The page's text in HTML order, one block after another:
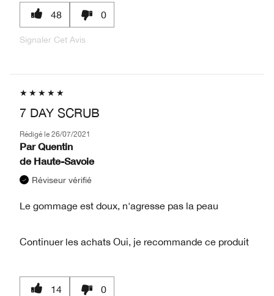
48 0
Signaler Cet Avis
7 DAY SCRUB
Rédigé le 26/07/2021
Par Quentin
de Haute-Savoie
Réviseur vérifié
Le gommage est doux, n'agresse pas la peau
Continuer les achats Oui, je recommande ce produit
14 0